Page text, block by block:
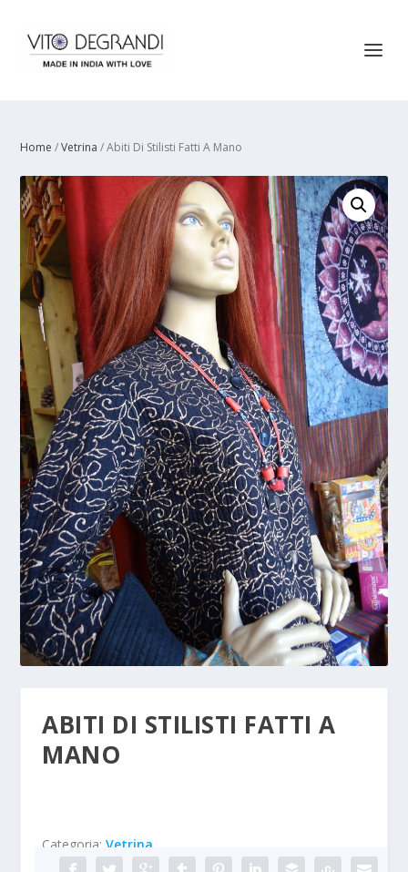
Home /Vetrina / Abiti Di Stilisti Fatti A Mano
ABITI DI STILISTI FATTI A
MANO
Categoria:Vetrina